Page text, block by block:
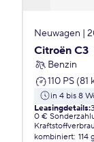
Neuwagen |
Citroën C3
Benzin
110 PS (81
in 4 bis 8
Leasingdetails:
0 €
kombiniert: 114